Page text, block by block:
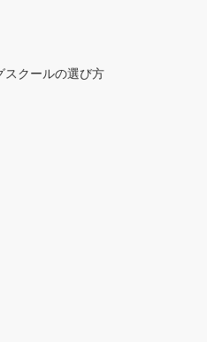
スクールの選び方